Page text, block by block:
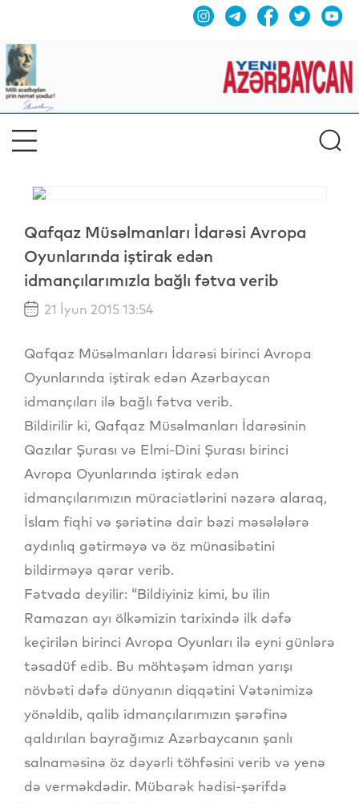
Qafqaz Müsəlmanları İdarəsi Avropa
Oyunlarında iştirak edən
idmançılarımızla bağlı fətva verib
21 İyun 2015 13:54
Qafqaz Müsəlmanları İdarəsi birinci Avropa
Oyunlarında iştirak edən Azərbaycan
idmançıları ilə bağlı fətva verib.
Bildirilir ki, Qafqaz Müsəlmanları İdarəsinin
Qazılar Şurası və Elmi-Dini Şurası birinci
Avropa Oyunlarında iştirak edən
idmançılarımızın müraciətlərini nəzərə alaraq,
İslam fiqhi və şəriətinə dair bəzi məsələlərə
aydınlıq gətirməyə və öz münasibətini
bildirməyə qərar verib.
Fətvada deyilir: “Bildiyiniz kimi, bu ilin
Ramazan ayı ölkəmizin tarixində ilk dəfə
keçirilən birinci Avropa Oyunları ilə eyni günlərə
təsadüf edib. Bu möhtəşəm idman yarışı
növbəti dəfə dünyanın diqqətini Vətənimizə
yönəldib, qalib idmançılarımızın şərəfinə
qaldırılan bayrağımız Azərbaycanın şanlı
salnaməsinə öz dəyərli töhfəsini verib və yenə
də verməkdədir. Mübarək hədisi-şərifdə